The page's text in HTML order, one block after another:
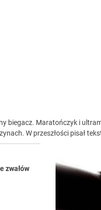
Maratończyk i
W przeszłości pisał
zwałów